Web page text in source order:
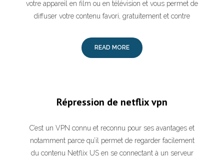
votre appareil en film ou en télévision et vous permet de
diffuser votre contenu favori, gratuitement et contre
READ MORE
Répression de netflix vpn
C’est un VPN connu et reconnu pour ses avantages et
notamment parce qu’il permet de regarder facilement
du contenu Netflix US en se connectant à un serveur